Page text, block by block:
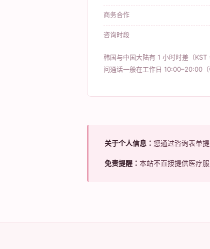
商务合作
咨询时段
韩国与中国大陆有 1 小时时差（
问通话一般在工作日 10:00–20:00（
关于个人信息：您通过咨询表单
免责提醒：本站不直接提供医疗